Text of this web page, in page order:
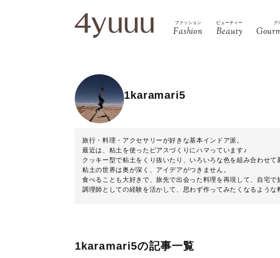
ファッション
Fashion
ビューティー
Beauty
グ
1karamari5
旅行・料理・アクセサリーが好きな基本インドア派。
最近は、粘土を使ったピアスづくりにハマっています♪
クッキー型で粘土をくり抜いたり、いろいろな色を組み合わせ
粘土の世界は奥が深く、アイデアがつきません。
食べることも大好きで、旅先で出会った料理を再現して、自宅
調理師としての経験を活かして、思わず作ってみたくなるような
1karamari5の記事一覧